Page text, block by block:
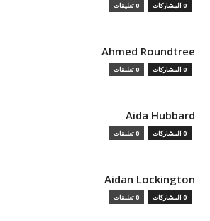
0 المشاركات 0 تعليقات
Ahmed Roundtree
0 المشاركات 0 تعليقات
Aida Hubbard
0 المشاركات 0 تعليقات
Aidan Lockington
0 المشاركات 0 تعليقات